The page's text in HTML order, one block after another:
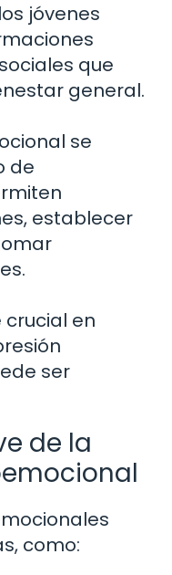
jóvenes
que
general.
se
de
establecer
crucial en
ser
de la
como: